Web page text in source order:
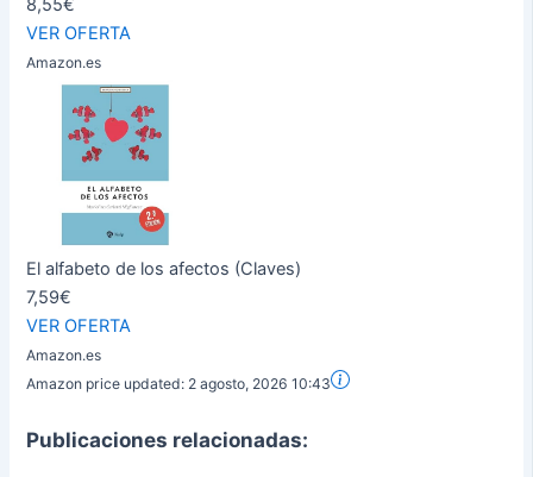
8,55€
VER OFERTA
Amazon.es
El alfabeto de los afectos (Claves)
7,59€
VER OFERTA
Amazon.es
Amazon price updated: 2 agosto, 2026 10:43
Publicaciones relacionadas: